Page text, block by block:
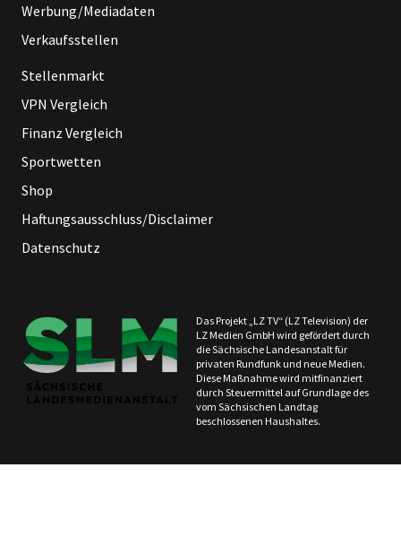
Werbung/Mediadaten
Verkaufsstellen
Stellenmarkt
VPN Vergleich
Finanz Vergleich
Sportwetten
Shop
Haftungsausschluss/Disclaimer
Datenschutz
Das Projekt „LZ TV“ (LZ Television) der
LZ Medien GmbH wird gefördert durch
die Sächsische Landesanstalt für
privaten Rundfunk und neue Medien.
Diese Maßnahme wird mitfinanziert
durch Steuermittel auf Grundlage des
vom Sächsischen Landtag
beschlossenen Haushaltes.